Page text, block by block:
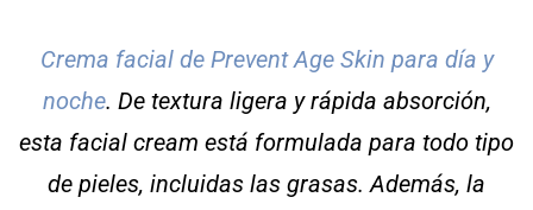
Crema facial de Prevent Age Skin para día y
noche. De textura ligera y rápida absorción,
esta facial cream está formulada para todo tipo
de pieles, incluidas las grasas. Además, la